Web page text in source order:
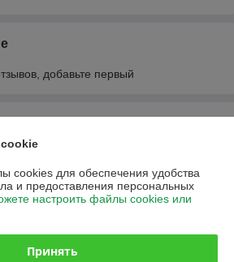
добавьте первый
cookies для обеспечения удобства
и предоставления персональных
настроить файлы cookies или
Принять